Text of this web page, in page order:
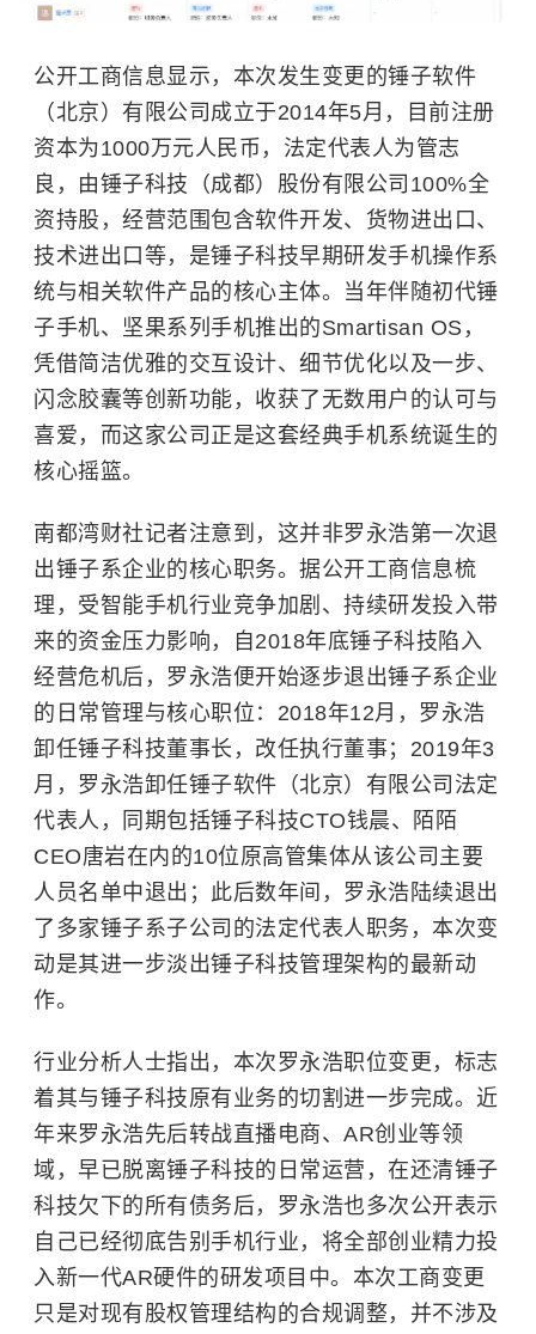
公开工商信息显示，本次发生变更的锤子软件
（北京）有限公司成立于2014年5月，目前注册
资本为1000万元人民币，法定代表人为管志
良，由锤子科技 （成都）股份有限公司100%全
资持股，经营范围包含软件开发、货物进出口、
技术进出口等，是锤子科技早期研发手机操作系
统与相关软件产品的核心主体。当年伴随初代锤
子手机、坚果系列手机推出的Smartisan OS，
凭借简洁优雅的交互设计、细节优化以及一步、
闪念胶囊等创新功能，收获了无数用户的认可与
喜爱，而这家公司正是这套经典手机系统诞生的
核心摇篮。
南都湾财社记者注意到，这并非罗永浩第一次退
出锤子系企业的核心职务。据公开工商信息梳
理，受智能手机行业竞争加剧、持续研发投入带
来的资金压力影响，自2018年底锤子科技陷入
经营危机后， 罗永浩便开始逐步退出锤子系企业
的日常管理与核心职位：2018年12月，罗永浩
卸任锤子科技董事长，改任执行董事；2019年3
月，罗永浩卸任锤子软件（北京）有限公司法定
代表人，同期包括锤子科技CTO钱晨、陌陌
CEO唐岩在内的10位原高管集体从该公司主要
人员名单中退出；此后数年间，罗永浩陆续退出
了多家锤子系子公司的法定代表人职务，本次变
动是其进一步淡出锤子科技管理架构的最新动
作。
行业分析人士指出，本次罗永浩职位变更，标志
着其与锤子科技原有业务的切割进一步完成。近
年来罗永浩先后转战直播电商、AR创业等领
域，早已脱离锤子科技的日常运营，在还清锤子
科技欠下的所有债务后，罗永浩也多次公开表示
自己已经彻底告别手机行业，将全部创业精力投
入新一代AR硬件的研发项目中。本次工商变更
只是对现有股权管理结构的合规调整，并不涉及